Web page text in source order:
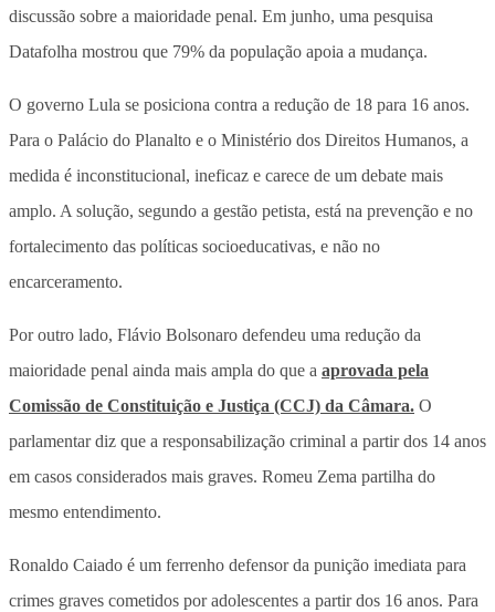
discussão sobre a maioridade penal. Em junho, uma pesquisa
Datafolha mostrou que 79% da população apoia a mudança.
O governo Lula se posiciona contra a redução de 18 para 16 anos.
Para o Palácio do Planalto e o Ministério dos Direitos Humanos, a
medida é inconstitucional, ineficaz e carece de um debate mais
amplo. A solução, segundo a gestão petista, está na prevenção e no
fortalecimento das políticas socioeducativas, e não no
encarceramento.
Por outro lado, Flávio Bolsonaro defendeu uma redução da
maioridade penal ainda mais ampla do que a aprovada pela
Comissão de Constituição e Justiça (CCJ) da Câmara. O
parlamentar diz que a responsabilização criminal a partir dos 14 anos
em casos considerados mais graves. Romeu Zema partilha do
mesmo entendimento.
Ronaldo Caiado é um ferrenho defensor da punição imediata para
crimes graves cometidos por adolescentes a partir dos 16 anos. Para